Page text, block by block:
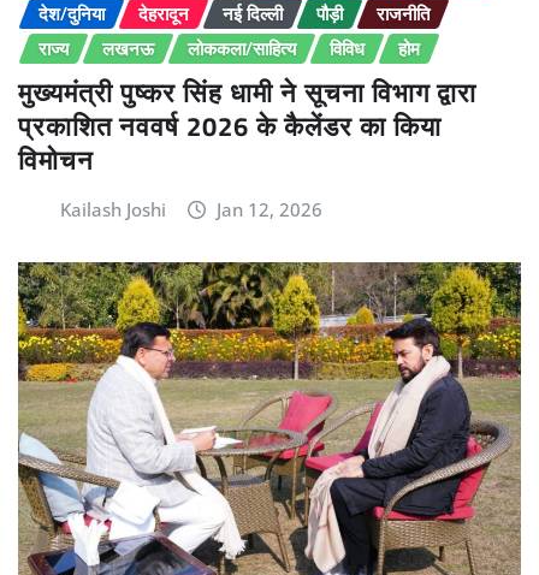
देश/दुनिया
देहरादून नई दिल्ली पौड़ी
राजनीति
राज्य
लखनऊ लोककला/साहित्य विविध होम
मुख्यमंत्री पुष्कर सिंह धामी ने सूचना विभाग द्वारा
प्रकाशित नववर्ष 2026 के कैलेंडर का किया
विमोचन
Kailash Joshi Jan 12, 2026